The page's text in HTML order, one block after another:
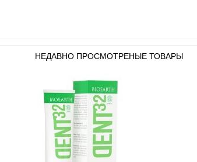
НЕДАВНО ПРОСМОТРЕНЫЕ ТОВАРЫ